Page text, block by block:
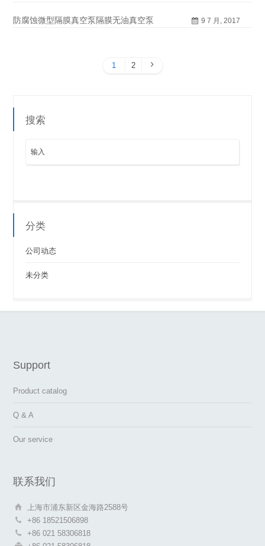
防腐蚀微型隔膜真空泵隔膜无油真空泵 9 7 月, 2017
1 2
搜索
分类
公司动态
未分类
Support
Product catalog
Q & A
Our service
联系我们
上海市浦东新区金海路2588号
+86 18521506898
+86 021 58306818